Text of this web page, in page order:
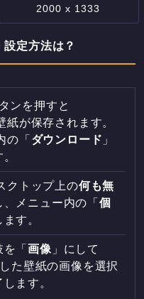
2000 x 1333
定方法は？
ンを押すと
が保存されます。
の「 ダウンロード 」
クトップ上の何も無
、メニュー内の「 個
す。
を「画像 」にして
た壁紙の画像を選択
ます。